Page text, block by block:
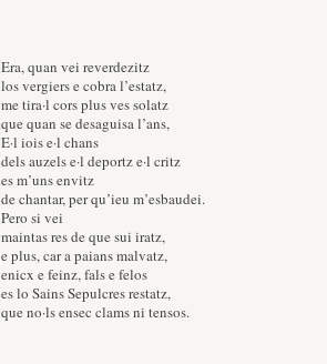
Era, quan vei reverdezitz
los vergiers e cobra l’estatz,
me tira·l cors plus ves solatz
que quan se desaguisa l’ans,
E·l iois e·l chans
dels auzels e·l deportz e·l critz
es m’uns envitz
de chantar, per qu’ieu m’esbaudei.
Pero si vei
maintas res de que sui iratz,
e plus, car a paians malvatz,
enicx e feinz, fals e felos
es lo Sains Sepulcres restatz,
que no·ls ensec clams ni tensos.